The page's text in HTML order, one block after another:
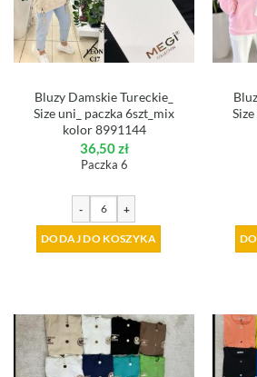
Bluzy Damskie Tureckie_
Size uni_ paczka 6szt_mix
kolor 8991144
36,50zł
Paczka 6
- +
DODAJ DO KOSZYKA